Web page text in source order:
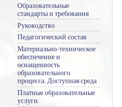
Образовательные
стандарты и требования
Руководство
Педагогический состав
Материально-техническое
обеспечение и
оснащенность
образовательного
процесса. Доступная среда
Платные образовательные
услуги